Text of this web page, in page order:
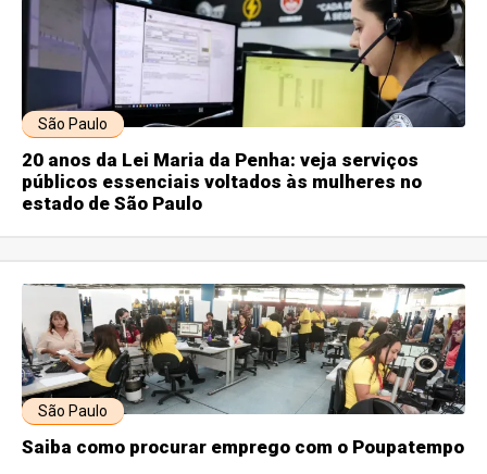
São Paulo
20 anos da Lei Maria da Penha: veja serviços
públicos essenciais voltados às mulheres no
estado de São Paulo
São Paulo
Saiba como procurar emprego com o Poupatempo